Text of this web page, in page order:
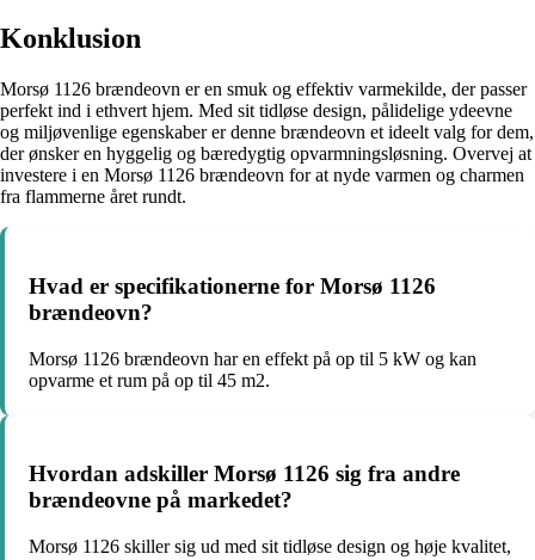
Konklusion
Morsø 1126 brændeovn er en smuk og effektiv varmekilde, der passer
perfekt ind i ethvert hjem. Med sit tidløse design, pålidelige ydeevne
og miljøvenlige egenskaber er denne brændeovn et ideelt valg for dem,
der ønsker en hyggelig og bæredygtig opvarmningsløsning. Overvej at
investere i en Morsø 1126 brændeovn for at nyde varmen og charmen
fra flammerne året rundt.
Hvad er specifikationerne for Morsø 1126
brændeovn?
Morsø 1126 brændeovn har en effekt på op til 5 kW og kan
opvarme et rum på op til 45 m2.
Hvordan adskiller Morsø 1126 sig fra andre
brændeovne på markedet?
Morsø 1126 skiller sig ud med sit tidløse design og høje kvalitet,